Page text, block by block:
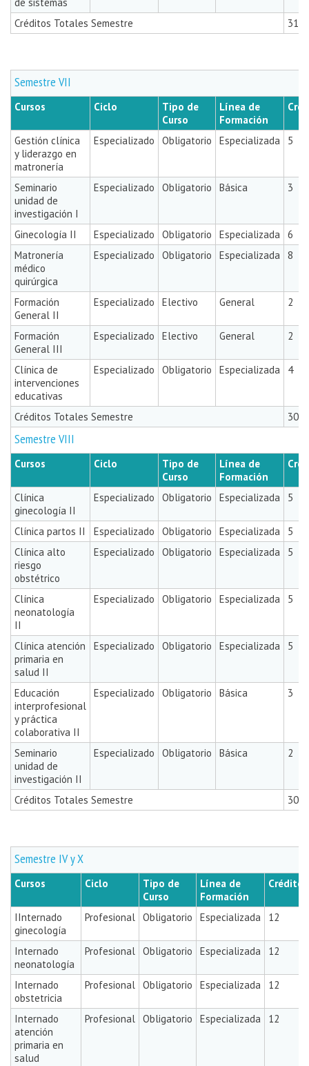
Créditos Totales Semestre
31
Semestre VII
Cursos Ciclo
Tipo de
Curso
Línea de
Formación
Gestión clínica
y liderazgo en
matronería
Especializado Obligatorio Especializada 5
Seminario
unidad de
investigación I
Especializado Obligatorio Básica 3
Ginecología II Especializado Obligatorio Especializada 6
Matronería
médico
quirúrgica
Especializado Obligatorio Especializada 8
Formación
General II
Especializado Electivo General 2
Formación
General III
Especializado Electivo General 2
Clínica de
intervenciones
educativas
Especializado Obligatorio Especializada 4
Créditos Totales Semestre 30
Semestre VIII
Cursos Ciclo
Tipo de
Curso
Línea de
Formación
Clínica
ginecología II
Especializado Obligatorio Especializada 5
Clínica partos II Especializado Obligatorio Especializada
5
Clínica alto
riesgo
obstétrico
Especializado Obligatorio Especializada 5
Clínica
neonatología
II
Especializado Obligatorio Especializada 5
Clínica atención
primaria en
salud II
Especializado Obligatorio Especializada 5
Educación
interprofesional
y práctica
colaborativa II
Especializado Obligatorio Básica 3
Seminario
unidad de
investigación II
Especializado Obligatorio Básica 2
Créditos Totales Semestre 30
Semestre IV y X
Cursos Ciclo
Tipo de
Curso
Línea de
Formación
Créditos
IInternado
ginecología
Profesional Obligatorio Especializada 12
Internado
neonatología
Profesional Obligatorio Especializada 12
Internado
obstetricia
Profesional Obligatorio Especializada 12
Internado
atención
primaria en
salud
Profesional Obligatorio Especializada 12